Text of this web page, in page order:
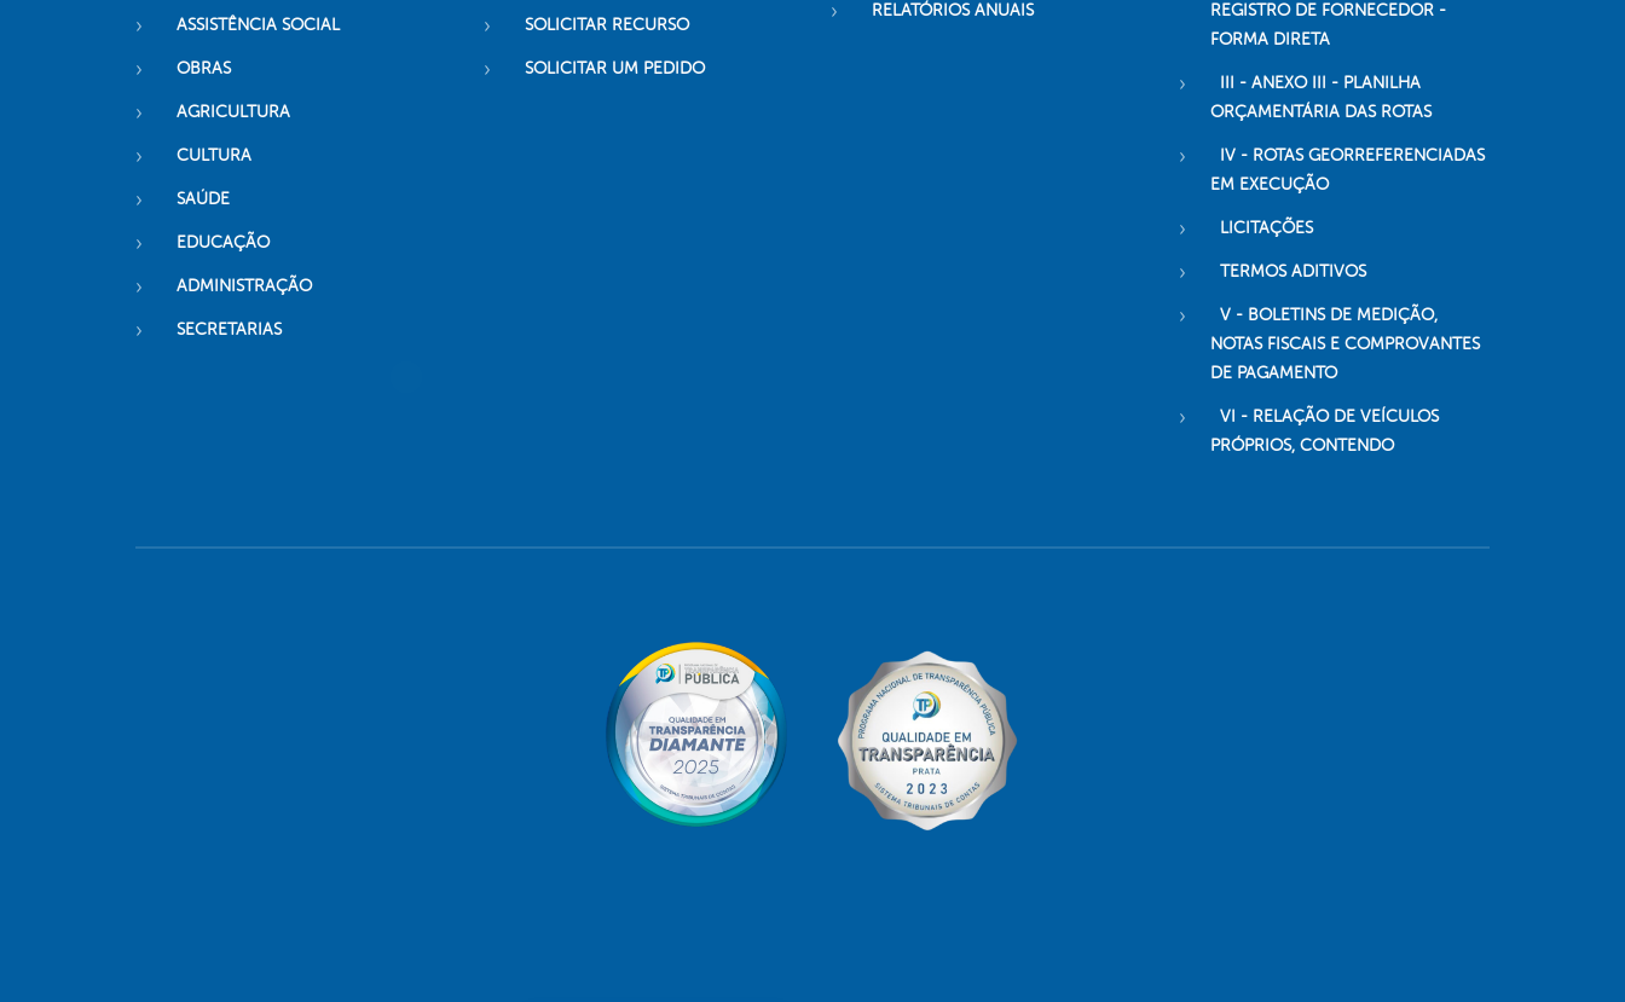
ASSISTÊNCIA SOCIAL
OBRAS
AGRICULTURA
CULTURA
SAÚDE
EDUCAÇÃO
ADMINISTRAÇÃO
SECRETARIAS
SOLICITAR RECURSO
SOLICITAR UM PEDIDO
RELATÓRIOS ANUAIS
REGISTRO DE FORNECEDOR -
FORMA DIRETA
III - ANEXO III - PLANILHA
ORÇAMENTÁRIA DAS ROTAS
IV - ROTAS GEORREFERENCIADAS
EM EXECUÇÃO
LICITAÇÕES
TERMOS ADITIVOS
V - BOLETINS DE MEDIÇÃO,
NOTAS FISCAIS E COMPROVANTES
DE PAGAMENTO
VI - RELAÇÃO DE VEÍCULOS
PRÓPRIOS, CONTENDO